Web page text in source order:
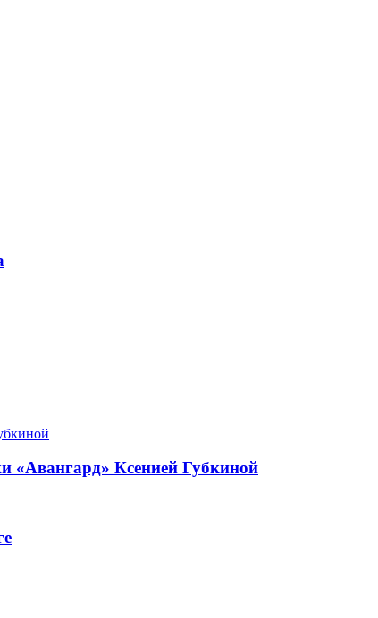
«Авангард» Ксенией Губкиной